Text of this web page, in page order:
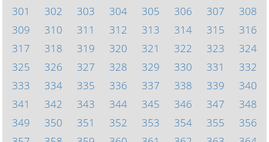
301
302 303 304 305 306 307
308
309
310 311 312 313 314 315
316
317
318 319 320 321 322 323
324
325
326 327 328 329 330 331
332
333
334 335 336 337 338 339
340
341
342 343 344 345 346 347
348
349
350 351 352 353 354 355
356